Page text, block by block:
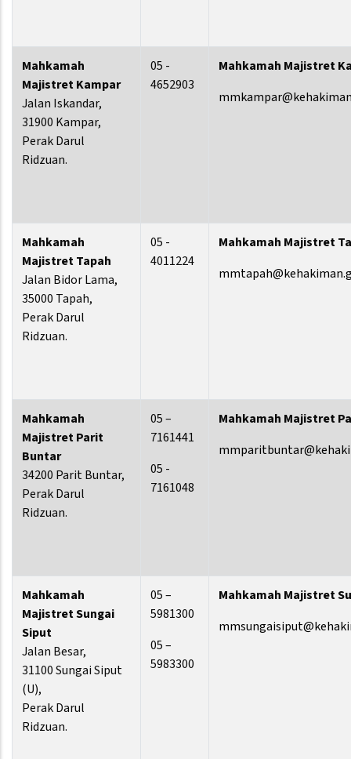
Mahkamah
Majistret Kampar
Jalan Iskandar,
31900 Kampar,
Perak Darul
Ridzuan.
05 -
4652903
Mahkamah Majistret
Mahkamah
Majistret Tapah
Jalan Bidor Lama,
35000 Tapah,
Perak Darul
Ridzuan.
05 -
4011224
Mahkamah Majistret
Mahkamah
Majistret Parit
Buntar
34200 Parit Buntar,
Perak Darul
Ridzuan.
05 –
7161441
05 -
7161048
Mahkamah Majistret
Mahkamah
Majistret Sungai
Siput
Jalan Besar,
31100 Sungai Siput
(U),
Perak Darul
Ridzuan.
05 –
5981300
05 –
5983300
Mahkamah Majistret